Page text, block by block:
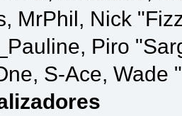
MrPhil, Nick
Piro
S-Ace,